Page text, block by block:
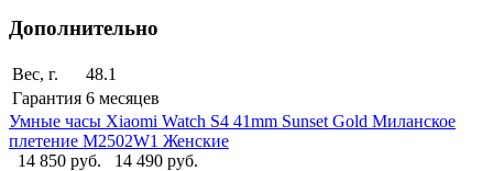
Дополнительно
Вес, г.
48.1
Гарантия 6 месяцев
Умные часы Xiaomi Watch S4 41mm Sunset Gold Миланское
плетение M2502W1 Женские
14 850 руб.
14 490 руб.